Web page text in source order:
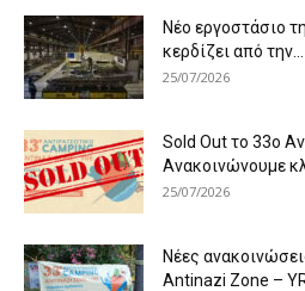
Νέο εργοστάσιο
κερδίζει από την...
25/07/2026
Sold Out το 33ο
Ανακοινώνουμε
25/07/2026
Νέες
Antinazi Zone –